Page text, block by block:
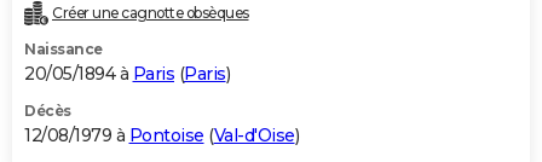
Créer une cagnotte obsèques
Naissance
20/05/1894 à Paris (Paris)
Décès
12/08/1979 à Pontoise (Val-d'Oise)